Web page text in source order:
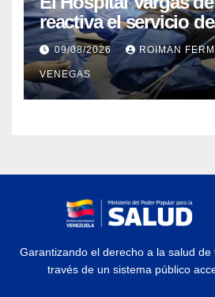
reactiva el servicio de
Retrógrada
beneficiar a cientos
09/08/2026 ROIMAN
VENEGAS
Garantizando el derecho a la salud
través de un sistema público